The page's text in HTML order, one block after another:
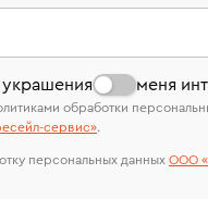
На особо ценные
сертификаты МГУ и
лабораторий
меня
обработки
сервиc».
персональных данных ООО